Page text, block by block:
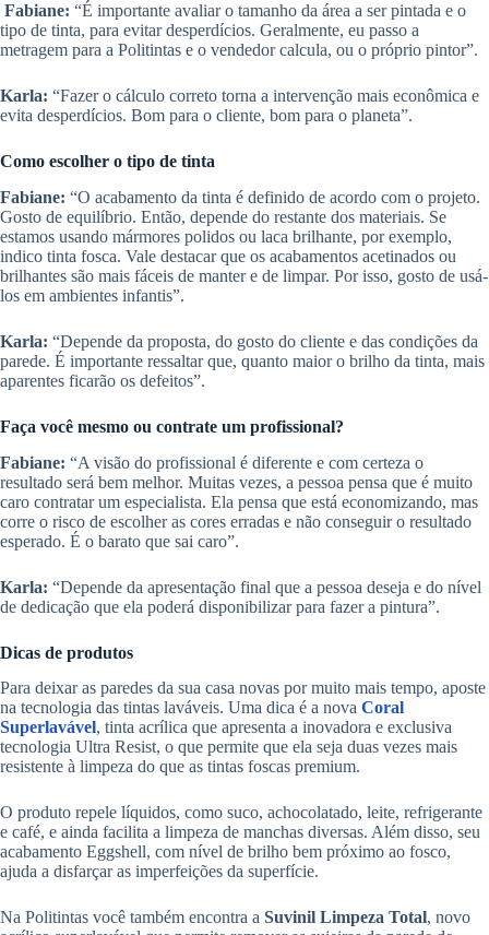
Fabiane: “É importante avaliar o tamanho da área a ser pintada e o
tipo de tinta, para evitar desperdícios. Geralmente, eu passo a
metragem para a Politintas e o vendedor calcula, ou o próprio pintor”.
Karla: “Fazer o cálculo correto torna a intervenção mais econômica e
evita desperdícios. Bom para o cliente, bom para o planeta”.
Como escolher o tipo de tinta
Fabiane: “O acabamento da tinta é definido de acordo com o projeto.
Gosto de equilíbrio. Então, depende do restante dos materiais. Se
estamos usando mármores polidos ou laca brilhante, por exemplo,
indico tinta fosca. Vale destacar que os acabamentos acetinados ou
brilhantes são mais fáceis de manter e de limpar. Por isso, gosto de usá-
los em ambientes infantis”.
Karla: “Depende da proposta, do gosto do cliente e das condições da
parede. É importante ressaltar que, quanto maior o brilho da tinta, mais
aparentes ficarão os defeitos”.
Faça você mesmo ou contrate um profissional?
Fabiane: “A visão do profissional é diferente e com certeza o
resultado será bem melhor. Muitas vezes, a pessoa pensa que é muito
caro contratar um especialista. Ela pensa que está economizando, mas
corre o risco de escolher as cores erradas e não conseguir o resultado
esperado. É o barato que sai caro”.
Karla: “Depende da apresentação final que a pessoa deseja e do nível
de dedicação que ela poderá disponibilizar para fazer a pintura”.
Dicas de produtos
Para deixar as paredes da sua casa novas por muito mais tempo, aposte
na tecnologia das tintas laváveis. Uma dica é a nova Coral
Superlavável, tinta acrílica que apresenta a inovadora e exclusiva
tecnologia Ultra Resist, o que permite que ela seja duas vezes mais
resistente à limpeza do que as tintas foscas premium.
O produto repele líquidos, como suco, achocolatado, leite, refrigerante
e café, e ainda facilita a limpeza de manchas diversas. Além disso, seu
acabamento Eggshell, com nível de brilho bem próximo ao fosco,
ajuda a disfarçar as imperfeições da superfície.
Na Politintas você também encontra a Suvinil Limpeza Total, novo